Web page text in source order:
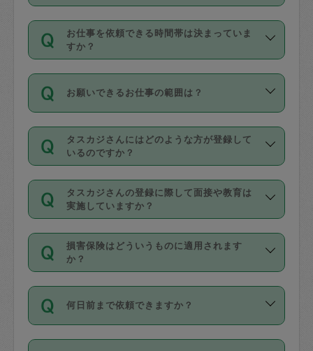
ル登録時にはご入力いただかなくても大
丈夫です。
デビットカード・プリペイドカード（Vプ
リカ、au WALLETなど）は支払にはご利
銀行振込や現金払いも対応していませ
なお、タスカジさんの交通費も、依頼料
金のご請求と合わせてお支払いとなりま
動計算で表示されます。
ポット」よりお得な料金でご利用できま
す。
定期の最低利用回数は設けていない代わ
りに、一定数を超えたキャンセルは有償
（例：毎週定期の場合は３回以上のキャ
ンセルが有償（1200円、隔週定期の場合
は２回以上のキャンセルが有償（1200
交通費は依頼料金とは別途発生し、依頼
料金のご請求と合わせてお支払いとなり
ます。交通費の金額は「依頼の詳細」に
お仕事を依頼できる時間帯は決まっていま
すか？
時間帯は3種類あります。いずれも１回あ
たり３時間です。
・ＡＭ ９時～１２時
・ＰＭ １３時～１６時
・夜 １８時～２１時
開始時間を２時間前後変更することが可
能です。依頼送信後、個別にタスカジさ
んにメッセージを送り調整してくださ
い。ただし、２時間を越えての調整はで
時間も被らない場合、損害保険の対象外
お願いできるお仕事の範囲は？
掃除、整理収納、洗濯、買い物、料理、
作り置きです。タスカジさんによってで
きる仕事の範囲が異なりますので、依頼
する前にタスカジさんのプロフィールで
確認してください。
基本的に、高所での作業や危険作業、屋
外での作業は対象外です。
タスカジさんにはどのような方が登録して
いるのですか？
主婦として長年の家事経験をお持ちの
方、栄養士・調理師といった資格者で保
育園や学校の給食やレストランで料理関
係の専門職に従事されていた方、日本で
すでにハウスキーパーや英語の先生とし
てお仕事をしているフィリピン出身の
社員など様々なバックグラウンドの方が
登録しています。
タスカジさんの登録に際して面接や教育は
実施していますか？
応募の際に、各自事務局との面接と説明
を行っています。その後、身分証明書の
写真提出をしていただいています。外国
確認しています。タスカジさんトレーニ
ング動画を使ったセルフトレーニングの
損害保険はどういうものに適用されます
か？
依頼者とタスカジさんとの間でタスカジ
を通して成立した作業時間内での作業に
適用されます。作業範囲は、掃除、洗
何日前まで依頼できますか？
ご依頼は、現在を起点に3日後（72時間